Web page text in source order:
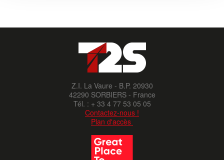
Z.I. La Vaure - B.P. 20930
42290 SORBIERS - France
Tél. : + 33 4 77 53 05 05
Contactez-nous !
Plan d'accès